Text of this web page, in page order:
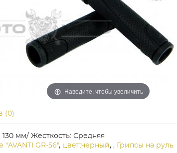
Наведите, чтобы увеличить
(0)
мм/ Жесткость: Средняя
"AVANTI GR-56", цвет:черный, , Грипсы на руль